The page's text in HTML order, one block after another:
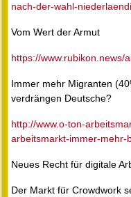
nach-der-wahl-
Vom Wert der Armut
https://www.rubikon.news/
Immer mehr Migranten
verdrängen Deutsche?
http://www.o-ton-
arbeitsmarkt-immer-mehr-
Neues Recht für digitale
Der Markt für Crowdwork